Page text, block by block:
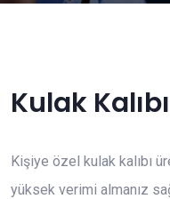
Kulak Kalıbı
Kişiye özel kulak kalıbı
yüksek verimi almanız